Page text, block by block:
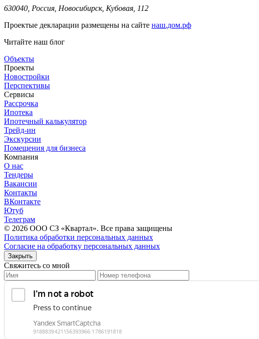
630040, Россия, Новосибирск, Кубовая, 112
Проектые декларации размещены на сайте наш.дом.рф
Читайте наш блог
Объекты
Проекты
Новостройки
Перспективы
Сервисы
Рассрочка
Ипотека
Ипотечный калькулятор
Трейд-ин
Экскурсии
Помещения для бизнеса
Компания
О нас
Тендеры
Вакансии
Контакты
ВКонтакте
Ютуб
Телеграм
© 2026 OOО СЗ «Квартал». Все права защищены
Политика обработки персональных данных
Согласие на обработку персональных данных
Закрыть
Свяжитесь со мной